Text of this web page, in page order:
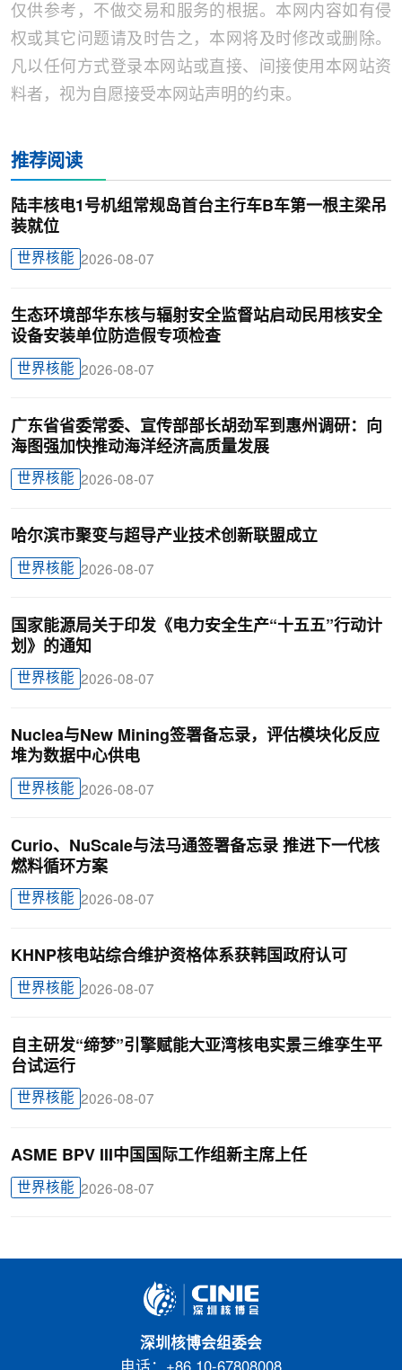
仅供参考，不做交易和服务的根据。本网内容如有侵
权或其它问题请及时告之，本网将及时修改或删除。
凡以任何方式登录本网站或直接、间接使用本网站资
料者，视为自愿接受本网站声明的约束。
推荐阅读
陆丰核电1号机组常规岛首台主行车B车第一根主梁吊
装就位
世界核能 2026-08-07
生态环境部华东核与辐射安全监督站启动民用核安全
设备安装单位防造假专项检查
世界核能 2026-08-07
广东省省委常委、宣传部部长胡劲军到惠州调研：向
海图强加快推动海洋经济高质量发展
世界核能 2026-08-07
哈尔滨市聚变与超导产业技术创新联盟成立
世界核能 2026-08-07
国家能源局关于印发《电力安全生产“十五五”行动计
划》的通知
世界核能 2026-08-07
Nuclea与New Mining签署备忘录，评估模块化反应
堆为数据中心供电
世界核能 2026-08-07
Curio、NuScale与法马通签署备忘录 推进下一代核
燃料循环方案
世界核能 2026-08-07
KHNP核电站综合维护资格体系获韩国政府认可
世界核能 2026-08-07
自主研发“缔梦”引擎赋能大亚湾核电实景三维孪生平
台试运行
世界核能 2026-08-07
ASME BPV III中国国际工作组新主席上任
世界核能 2026-08-07
深圳核博会组委会